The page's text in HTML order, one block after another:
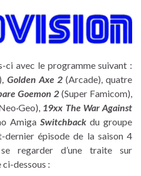
ci avec le programme suivant :
Golden Axe 2 (Arcade), quatre
Goemon 2 (Super Famicom),
19xx The War Against
Amiga Switchbackdu groupe
dernier épisode de la saison 4
regarder d’une traite sur
ci-dessous :